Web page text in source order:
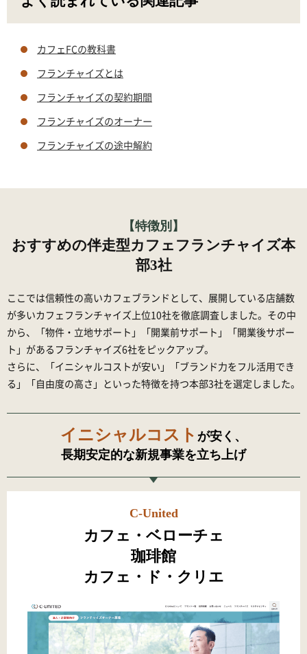
カフェFCの教科書
フランチャイズとは
フランチャイズの契約期間
フランチャイズのオーナー
フランチャイズの途中解約
【特徴別】
おすすめの伴走型カフェフランチャイズ本
部3社
ここでは信頼性の高いカフェブランドとして、展開している店舗数
が多いカフェフランチャイズ上位10社を徹底調査しました。その中
から、「物件・立地サポート」「開業前サポート」「開業後サポー
ト」があるフランチャイズ6社をピックアップ。
さらに、「イニシャルコストが安い」「ブランド力をフル活用でき
る」「自由度の高さ」といった特徴を持つ本部3社を選定しました。
イニシャルコスト が安く、
長期安定的な新規事業を立ち上げ
C-United
カフェ・ベローチェ
珈琲館
カフェ・ド・クリエ